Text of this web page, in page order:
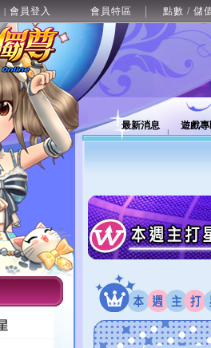
| 會員登入 會員特區 點數 / 儲
最新消息 遊戲